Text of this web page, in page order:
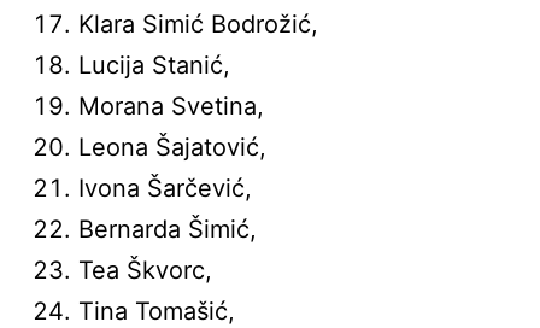
Klara Simić Bodrožić,
Lucija Stanić,
Morana Svetina,
Leona Šajatović,
Ivona Šarčević,
Bernarda Šimić,
Tea Škvorc,
Tina Tomašić,